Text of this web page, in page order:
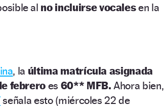
al no incluirse vocalesen la
, la última matrícula asignada
febreroes 60** MFB. Ahora bien,
señala esto (miércoles 22 de